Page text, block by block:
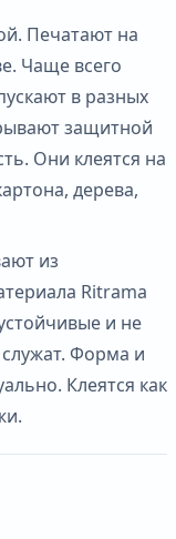
Печатают на
Чаще всего
в разных
защитной
Они клеятся на
дерева,
из
Ritrama
и не
Форма и
Клеятся как